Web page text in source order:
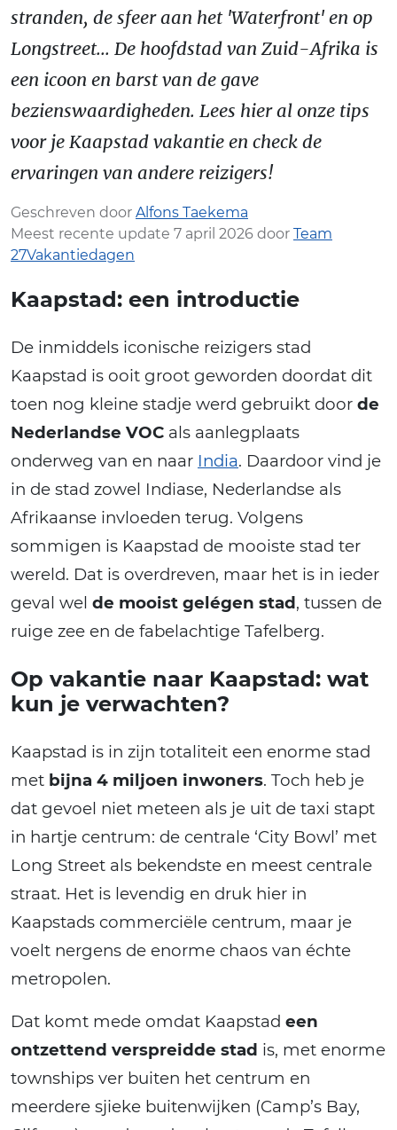
Weer en klimaat
Zuid-Afrika reis boeken - onze tips!
Meer Kaapstad reiservaringen & tips
stranden, de sfeer aan het 'Waterfront' en op
Longstreet... De hoofdstad van Zuid-Afrika is
een icoon en barst van de gave
bezienswaardigheden. Lees hier al onze tips
voor je Kaapstad vakantie en check de
ervaringen van andere reizigers!
Geschreven door Alfons Taekema
Meest recente update 7 april 2026 door Team
27Vakantiedagen
Kaapstad: een introductie
De inmiddels iconische reizigers stad
Kaapstad is ooit groot geworden doordat dit
toen nog kleine stadje werd gebruikt door de
Nederlandse VOC als aanlegplaats
onderweg van en naar India. Daardoor vind je
in de stad zowel Indiase, Nederlandse als
Afrikaanse invloeden terug. Volgens
sommigen is Kaapstad de mooiste stad ter
wereld. Dat is overdreven, maar het is in ieder
geval wel de mooist gelégen stad, tussen de
ruige zee en de fabelachtige Tafelberg.
Op vakantie naar Kaapstad: wat
kun je verwachten?
Kaapstad is in zijn totaliteit een enorme stad
met bijna 4 miljoen inwoners. Toch heb je
dat gevoel niet meteen als je uit de taxi stapt
in hartje centrum: de centrale ‘City Bowl’ met
Long Street als bekendste en meest centrale
straat. Het is levendig en druk hier in
Kaapstads commerciële centrum, maar je
voelt nergens de enorme chaos van échte
metropolen.
Dat komt mede omdat Kaapstad een
ontzettend verspreidde stad is, met enorme
townships ver buiten het centrum en
meerdere sjieke buitenwijken (Camp’s Bay,